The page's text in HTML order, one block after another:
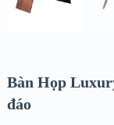
Bàn Họp
đáo